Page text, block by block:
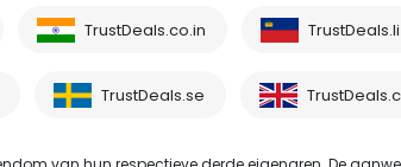
TrustDeals.co.in TrustDeals.li
TrustDeals.se